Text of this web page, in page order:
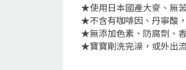
★使用日本國產大麥、無
★不含有咖啡因、丹寧酸
★無添加色素、防腐劑、
★寶寶剛洗完澡，或外出